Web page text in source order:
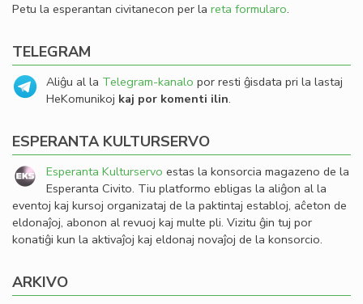
Petu la esperantan civitanecon per la reta formularo.
TELEGRAM
Aliĝu al la Telegram-kanalo por resti ĝisdata pri la lastaj
HeKomunikoj kaj por komenti ilin.
ESPERANTA KULTURSERVO
Esperanta Kulturservo estas la konsorcia magazeno de la
Esperanta Civito. Tiu platformo ebligas la aliĝon al la
eventoj kaj kursoj organizataj de la paktintaj establoj, aĉeton de
eldonaĵoj, abonon al revuoj kaj multe pli. Vizitu ĝin tuj por
konatiĝi kun la aktivaĵoj kaj eldonaj novaĵoj de la konsorcio.
ARKIVO